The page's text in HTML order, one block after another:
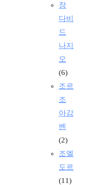
장
다비
드
나지
오
(6)
조르
조
아감
벤
(2)
조엘
도르
(11)